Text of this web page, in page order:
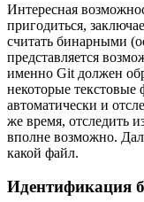
Интересная
пригодиться,
считать бинарными
представляется
именно Git должен
некоторые текстовые
автоматически и
же время, отследить
вполне возможно.
какой файл.
Идентификация